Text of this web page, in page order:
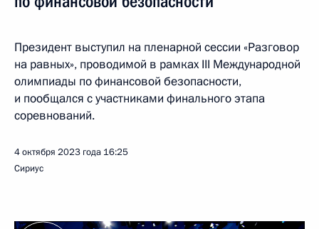
Президент выступил на пленарной сессии «Разговор
на равных», проводимой в рамках III Международной
олимпиады по финансовой безопасности,
и пообщался с участниками финального этапа
соревнований.
4 октября 2023 года 16:25
Сириус